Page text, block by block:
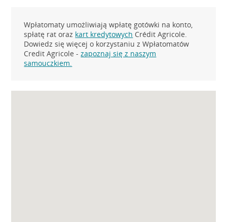
Wpłatomaty umożliwiają wpłatę gotówki na konto,
spłatę rat oraz kart kredytowych Crédit Agricole.
Dowiedz się więcej o korzystaniu z Wpłatomatów
Credit Agricole -zapoznaj się z naszym
samouczkiem.